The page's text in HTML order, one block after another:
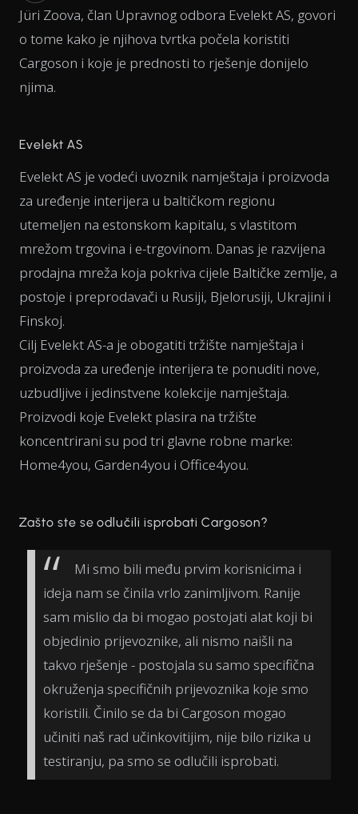
Jüri Zoova, član Upravnog odbora Evelekt AS, govori
o tome kako je njihova tvrtka počela koristiti
Cargoson i koje je prednosti to rješenje donijelo
njima.
Evelekt AS
Evelekt AS je vodeći uvoznik namještaja i proizvoda
za uređenje interijera u baltičkom regionu
utemeljen na estonskom kapitalu, s vlastitom
mrežom trgovina i e-trgovinom. Danas je razvijena
prodajna mreža koja pokriva cijele Baltičke zemlje, a
postoje i preprodavači u Rusiji, Bjelorusiji, Ukrajini i
Finskoj.
Cilj Evelekt AS-a je obogatiti tržište namještaja i
proizvoda za uređenje interijera te ponuditi nove,
uzbudljive i jedinstvene kolekcije namještaja.
Proizvodi koje Evelekt plasira na tržište
koncentrirani su pod tri glavne robne marke:
Home4you, Garden4you i Office4you.
Zašto ste se odlučili isprobati Cargoson?
Mi smo bili među prvim korisnicima i
ideja nam se činila vrlo zanimljivom. Ranije
sam mislio da bi mogao postojati alat koji bi
objedinio prijevoznike, ali nismo naišli na
takvo rješenje - postojala su samo specifična
okruženja specifičnih prijevoznika koje smo
koristili. Činilo se da bi Cargoson mogao
učiniti naš rad učinkovitijim, nije bilo rizika u
testiranju, pa smo se odlučili isprobati.